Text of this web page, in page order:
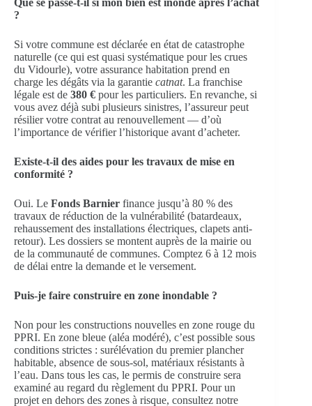
Que se passe-t-il si mon bien est inondé après l’achat
?
Si votre commune est déclarée en état de catastrophe
naturelle (ce qui est quasi systématique pour les crues
du Vidourle), votre assurance habitation prend en
charge les dégâts via la garantie catnat. La franchise
légale est de 380 € pour les particuliers. En revanche, si
vous avez déjà subi plusieurs sinistres, l’assureur peut
résilier votre contrat au renouvellement — d’où
l’importance de vérifier l’historique avant d’acheter.
Existe-t-il des aides pour les travaux de mise en
conformité ?
Oui. Le Fonds Barnier finance jusqu’à 80 % des
travaux de réduction de la vulnérabilité (batardeaux,
rehaussement des installations électriques, clapets anti-
retour). Les dossiers se montent auprès de la mairie ou
de la communauté de communes. Comptez 6 à 12 mois
de délai entre la demande et le versement.
Puis-je faire construire en zone inondable ?
Non pour les constructions nouvelles en zone rouge du
PPRI. En zone bleue (aléa modéré), c’est possible sous
conditions strictes : surélévation du premier plancher
habitable, absence de sous-sol, matériaux résistants à
l’eau. Dans tous les cas, le permis de construire sera
examiné au regard du règlement du PPRI. Pour un
projet en dehors des zones à risque, consultez notre